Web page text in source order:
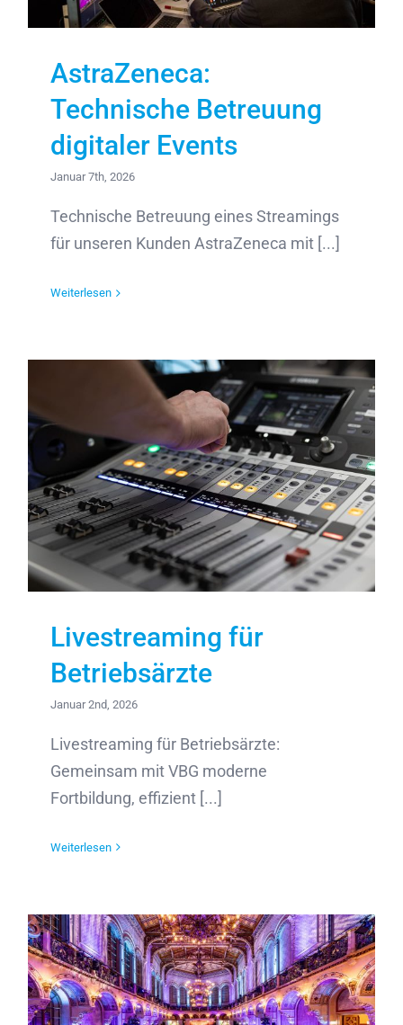
AstraZeneca:
Technische Betreuung
digitaler Events
Januar 7th, 2026
Technische Betreuung eines Streamings
für unseren Kunden AstraZeneca mit [...]
Weiterlesen
Livestreaming für
Betriebsärzte
Januar 2nd, 2026
Livestreaming für Betriebsärzte:
Gemeinsam mit VBG moderne
Fortbildung, effizient [...]
Weiterlesen